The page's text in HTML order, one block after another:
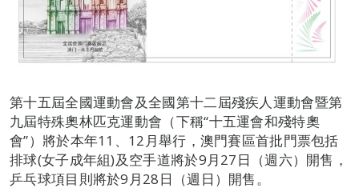
第十五屆全國運動會及全國第十二屆殘疾人運動會暨第
九屆特殊奧林匹克運動會（下稱“十五運會和殘特奧
會”）將於本年11、12月舉行，澳門賽區首批門票包括
排球(女子成年組)及空手道將於9月27日（週六）開售，
乒乓球項目則將於9月28日（週日）開售。